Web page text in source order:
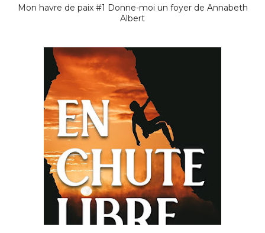
Mon havre de paix #1 Donne-moi un foyer de Annabeth
Albert